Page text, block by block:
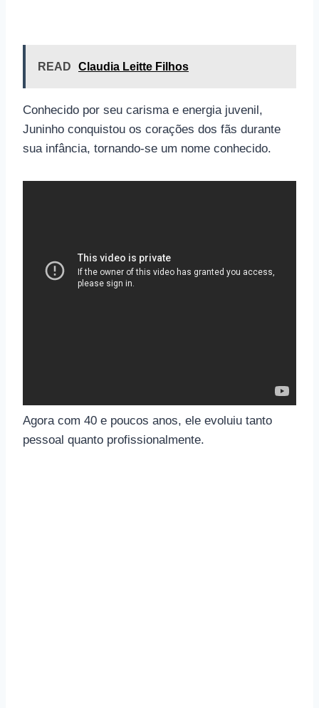
READ Claudia Leitte Filhos
Conhecido por seu carisma e energia juvenil,
Juninho conquistou os corações dos fãs durante
sua infância, tornando-se um nome conhecido.
Agora com 40 e poucos anos, ele evoluiu tanto
pessoal quanto profissionalmente.